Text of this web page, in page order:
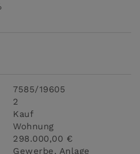
7585/19605
2
Kauf
Wohnung
298.000,00 €
Gewerbe
Anlage